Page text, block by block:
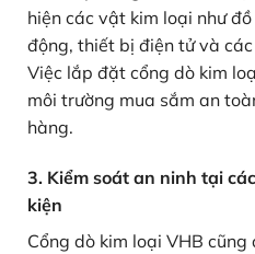
hiện các vật kim loại như
động, thiết bị điện tử và
Việc lắp đặt cổng dò kim
môi trường mua sắm an
hàng.
3. Kiểm soát an ninh tại
kiện
Cổng dò kim loại VHB cũng